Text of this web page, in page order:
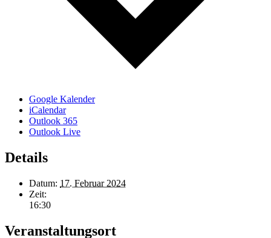
Google Kalender
iCalendar
Outlook 365
Outlook Live
Details
Datum: 17. Februar 2024
Zeit:
16:30
Veranstaltungsort